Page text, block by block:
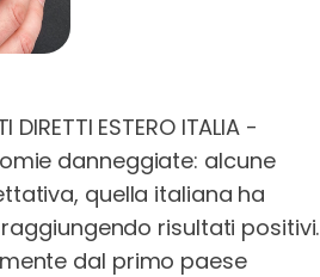
DIRETTI ESTERO ITALIA -
danneggiate: alcune
quella italiana ha
risultati positivi.
dal primo paese